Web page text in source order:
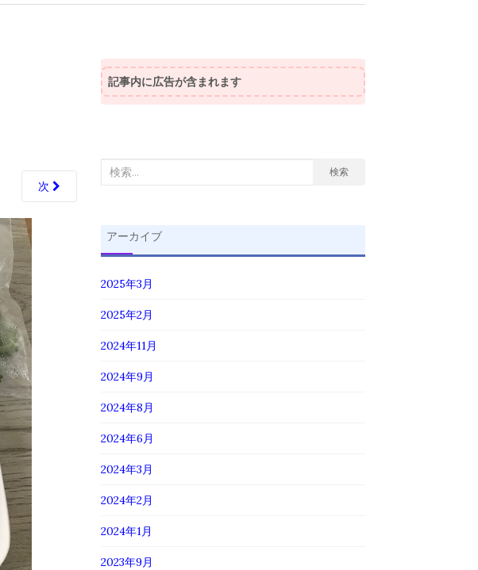
次
記事内に広告が含まれます
検
象:
検索
アーカイブ
2025年3月
2025年2月
2024年11月
2024年9月
2024年8月
2024年6月
2024年3月
2024年2月
2024年1月
2023年9月